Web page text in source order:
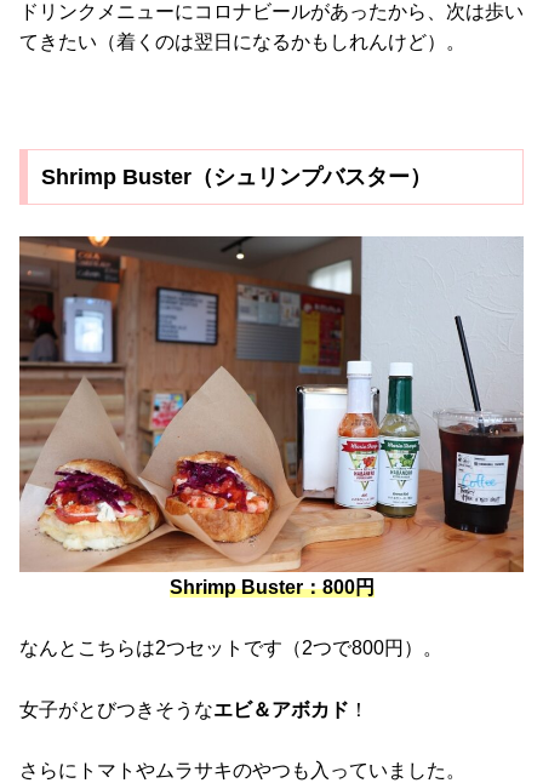
ドリンクメニューにコロナビールがあったから、次は歩い
てきたい（着くのは翌日になるかもしれんけど）。
Shrimp Buster（シュリンプバスター）
Shrimp Buster：800円
なんとこちらは2つセットです（2つで800円）。
女子がとびつきそうなエビ＆アボカド ！
さらにトマトやムラサキのやつも入っていました。